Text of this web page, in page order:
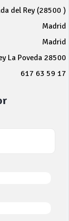
del Rey (28500 )
Madrid
Madrid
La Poveda 28500
617 63 59 17